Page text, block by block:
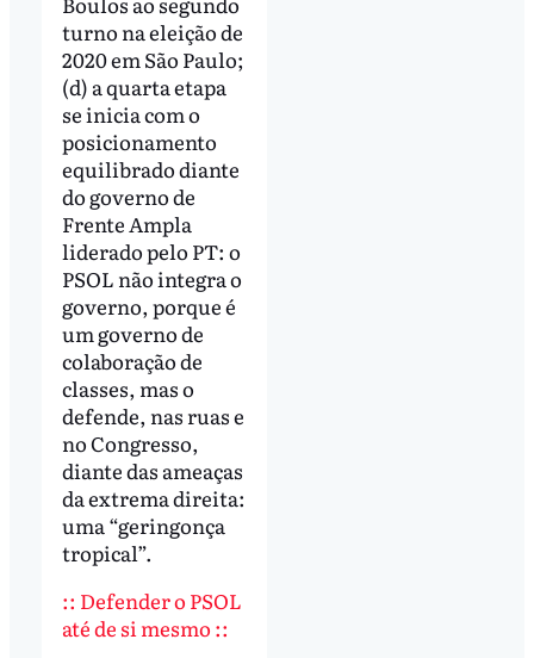
turno na eleição de
2020 em São Paulo;
(d) a quarta etapa
se inicia com o
posicionamento
equilibrado diante
do governo de
Frente Ampla
liderado pelo PT: o
PSOL não integra o
governo, porque é
um governo de
colaboração de
classes, mas o
defende, nas ruas e
no Congresso,
diante das ameaças
da extrema direita:
uma “geringonça
tropical”.
:: Defender o PSOL
até de si mesmo ::